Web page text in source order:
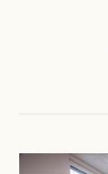
Har du också
mardröm?
att han brukar
september